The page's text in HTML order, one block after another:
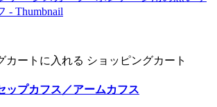
カートに入れる ショッピングカート
ップカフス／アームカフス